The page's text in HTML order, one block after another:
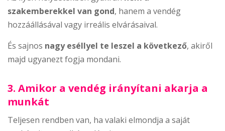
szakemberekkel van gond, hanem a vendég
hozzáállásával vagy irreális elvárásaival.
És sajnos nagy eséllyel te leszel a következő, akiről
majd ugyanezt fogja mondani.
3. Amikor a vendég irányítani akarja a
munkát
Teljesen rendben van, ha valaki elmondja a saját